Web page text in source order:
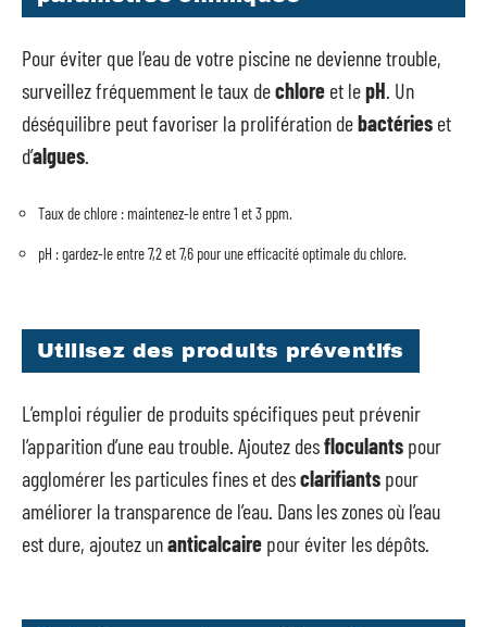
Pour éviter que l’eau de votre piscine ne devienne trouble,
surveillez fréquemment le taux dechlore et lepH. Un
déséquilibre peut favoriser la prolifération debactéries et
d’algues.
Taux de chlore : maintenez-le entre 1 et 3 ppm.
pH : gardez-le entre 7,2 et 7,6 pour une efficacité optimale du chlore.
Utilisez des produits préventifs
L’emploi régulier de produits spécifiques peut prévenir
l’apparition d’une eau trouble. Ajoutez desfloculants pour
agglomérer les particules fines et desclarifiants pour
améliorer la transparence de l’eau. Dans les zones où l’eau
est dure, ajoutez unanticalcaire pour éviter les dépôts.